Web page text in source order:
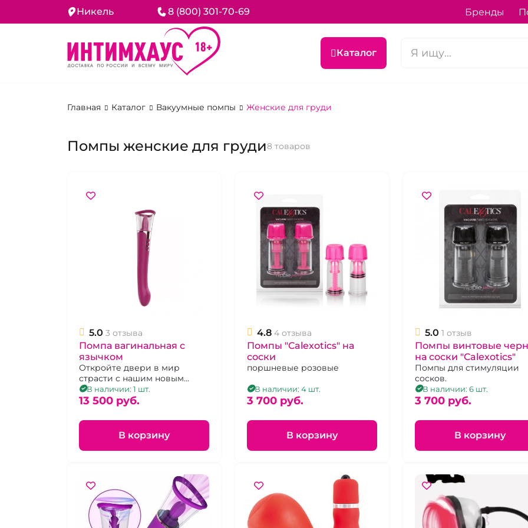
Никель 8 (800) 301-70-69 Бренды
Каталог
Главная Каталог Вакуумные помпы Женские для груди
Помпы женские для груди8 товаров
5.0 3 отзыва
Помпа вагинальная с
язычком
Откройте двери в мир
страсти с нашим новым
вибраторам Помпа
вагинальная с язычком!
В наличии: 1 шт.
13 500 pуб.
В корзину
4.8 4 отзыва
Помпы "Calexotics" на
соски
поршневые розовые
В наличии: 4 шт.
3 700 pуб.
В корзину
5.0 1 отзыв
Помпы винтовые
на соски "Calexotics"
Помпы для стимуляции
сосков.
В наличии: 6 шт.
3 700 pуб.
В корзину